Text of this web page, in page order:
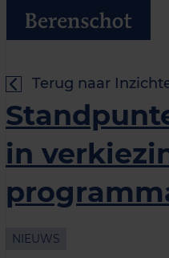
Terug naar
in
NIEUWS